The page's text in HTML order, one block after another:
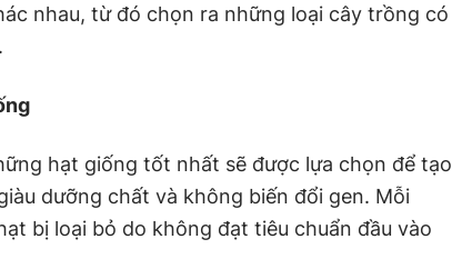
nhau, từ đó chọn ra những loại cây trồng có
hạt giống tốt nhất sẽ được lựa chọn để tạo
dưỡng chất và không biến đổi gen. Mỗi
bị loại bỏ do không đạt tiêu chuẩn đầu vào